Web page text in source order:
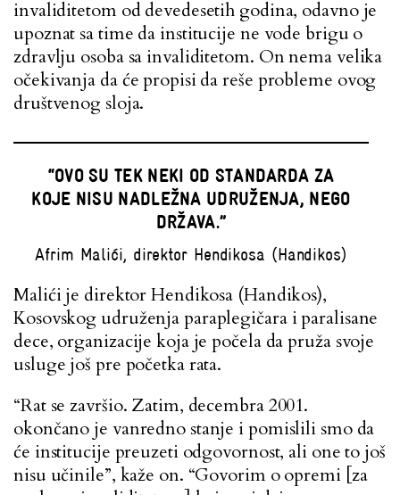
invaliditetom od devedesetih godina, odavno je
upoznat sa time da institucije ne vode brigu o
zdravlju osoba sa invaliditetom. On nema velika
očekivanja da će propisi da reše probleme ovog
društvenog sloja.
“OVO SU TEK NEKI OD STANDARDA ZA
KOJE NISU NADLEŽNA UDRUŽENJA, NEGO
DRŽAVA.”
Afrim Malići, direktor Hendikosa (Handikos)
Malići je direktor Hendikosa (Handikos),
Kosovskog udruženja paraplegičara i paralisane
dece, organizacije koja je počela da pruža svoje
usluge još pre početka rata.
“Rat se završio. Zatim, decembra 2001.
okončano je vanredno stanje i pomislili smo da
će institucije preuzeti odgovornost, ali one to još
nisu učinile”, kaže on. “Govorim o opremi [za